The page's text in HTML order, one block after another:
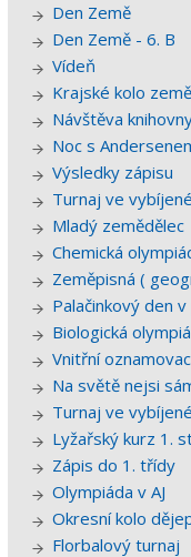
Den Země
Den Země - 6. B
Vídeň
Krajské kolo
Návštěva
Noc s
Výsledky zápisu
Turnaj ve vybíjené
Mladý zemědělec
Chemická
Zeměpisná (
Palačinkový den
Biologická
Vnitřní
Na světě nejsi
Turnaj ve vybíjené
Lyžařský kurz 1.
Zápis do 1. třídy
Olympiáda v AJ
Okresní kolo
Florbalový turnaj